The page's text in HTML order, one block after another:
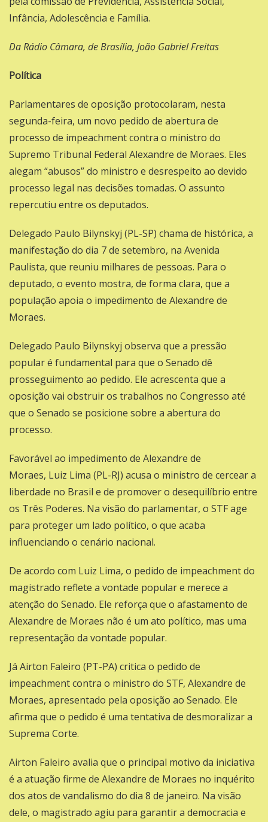
Infância, Adolescência e Família.
Da Rádio Câmara, de Brasília, João Gabriel Freitas
Política
Parlamentares de oposição protocolaram, nesta
segunda-feira, um novo pedido de abertura de
processo de impeachment contra o ministro do
Supremo Tribunal Federal Alexandre de Moraes. Eles
alegam “abusos” do ministro e desrespeito ao devido
processo legal nas decisões tomadas. O assunto
repercutiu entre os deputados.
Delegado Paulo Bilynskyj (PL-SP) chama de histórica, a
manifestação do dia 7 de setembro, na Avenida
Paulista, que reuniu milhares de pessoas. Para o
deputado, o evento mostra, de forma clara, que a
população apoia o impedimento de Alexandre de
Moraes.
Delegado Paulo Bilynskyj observa que a pressão
popular é fundamental para que o Senado dê
prosseguimento ao pedido. Ele acrescenta que a
oposição vai obstruir os trabalhos no Congresso até
que o Senado se posicione sobre a abertura do
processo.
Favorável ao impedimento de Alexandre de
Moraes, Luiz Lima (PL-RJ) acusa o ministro de cercear a
liberdade no Brasil e de promover o desequilíbrio entre
os Três Poderes. Na visão do parlamentar, o STF age
para proteger um lado político, o que acaba
influenciando o cenário nacional.
De acordo com Luiz Lima, o pedido de impeachment do
magistrado reflete a vontade popular e merece a
atenção do Senado. Ele reforça que o afastamento de
Alexandre de Moraes não é um ato político, mas uma
representação da vontade popular.
Já Airton Faleiro (PT-PA) critica o pedido de
impeachment contra o ministro do STF, Alexandre de
Moraes, apresentado pela oposição ao Senado. Ele
afirma que o pedido é uma tentativa de desmoralizar a
Suprema Corte.
Airton Faleiro avalia que o principal motivo da iniciativa
é a atuação firme de Alexandre de Moraes no inquérito
dos atos de vandalismo do dia 8 de janeiro. Na visão
dele, o magistrado agiu para garantir a democracia e